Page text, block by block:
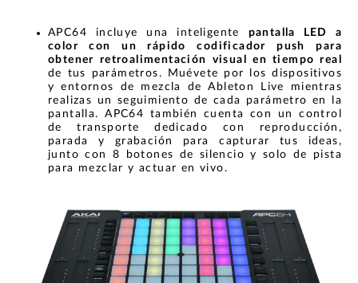
APC64 incluye una inteligente pantalla LED a
color con un rápido codificador push para
obtener retroalimentación visual en tiempo real
de tus parámetros. Muévete por los dispositivos
y entornos de mezcla de Ableton Live mientras
realizas un seguimiento de cada parámetro en la
pantalla. APC64 también cuenta con un control
de transporte dedicado con reproducción,
parada y grabación para capturar tus ideas,
junto con 8 botones de silencio y solo de pista
para mezclar y actuar en vivo.